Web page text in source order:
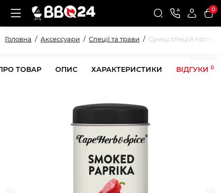
0
Головна Аксессуари Спеції та трави Суміш спецій
ТОВАР ОПИС ХАРАКТЕРИСТИКИ ВІДГУКИ 0